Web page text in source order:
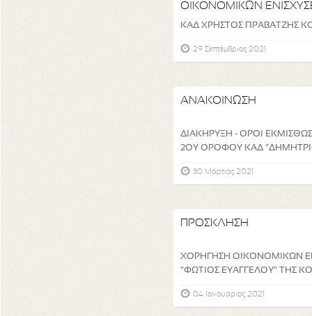
ΟΙΚΟΝΟΜΙΚΩΝ
ΚΑΔ ΧΡΗΣΤΟΣ ΠΡΑΒΑΤΖΗΣ
29 Σεπτέμβριος 2021
ΑΝΑΚΟΙΝΩΣΗ
ΔΙΑΚΗΡΥΞΗ - ΟΡΟΙ
2ΟΥ ΟΡΟΦΟΥ ΚΑΔ
30 Μάρτιος 2021
ΠΡΟΣΚΛΗΣΗ
ΧΟΡΗΓΗΣΗ ΟΙΚΟΝΟΜΙΚΩΝ
"ΦΩΤΙΟΣ ΕΥΑΓΓΕΛΟΥ" ΤΗΣ
04 Ιανουάριος 2021